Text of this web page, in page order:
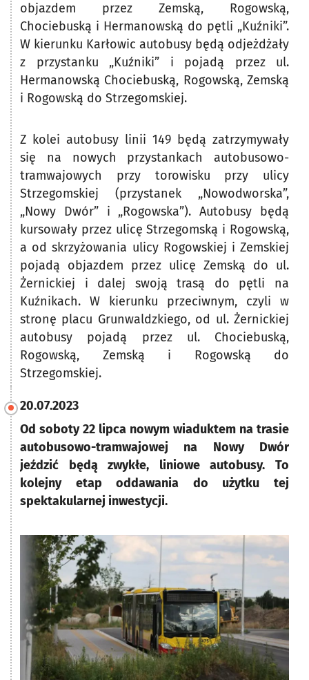
objazdem przez Zemską, Rogowską,
Chociebuską i Hermanowską do pętli „Kuźniki”.
W kierunku Karłowic autobusy będą odjeżdżały
z przystanku „Kuźniki” i pojadą przez ul.
Hermanowską Chociebuską, Rogowską, Zemską
i Rogowską do Strzegomskiej.
Z kolei autobusy linii 149 będą zatrzymywały
się na nowych przystankach autobusowo-
tramwajowych przy torowisku przy ulicy
Strzegomskiej (przystanek „Nowodworska”,
„Nowy Dwór” i „Rogowska”). Autobusy będą
kursowały przez ulicę Strzegomską i Rogowską,
a od skrzyżowania ulicy Rogowskiej i Zemskiej
pojadą objazdem przez ulicę Zemską do ul.
Żernickiej i dalej swoją trasą do pętli na
Kuźnikach. W kierunku przeciwnym, czyli w
stronę placu Grunwaldzkiego, od ul. Żernickiej
autobusy pojadą przez ul. Chociebuską,
Rogowską, Zemską i Rogowską do
Strzegomskiej.
20.07.2023
Od soboty 22 lipca nowym wiaduktem na trasie
autobusowo-tramwajowej na Nowy Dwór
jeździć będą zwykłe, liniowe autobusy. To
kolejny etap oddawania do użytku tej
spektakularnej inwestycji.